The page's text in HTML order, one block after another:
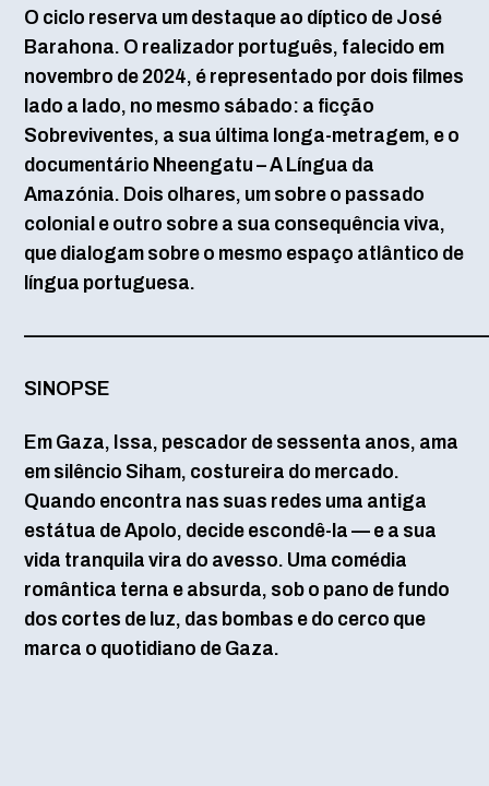
O ciclo reserva um destaque ao díptico de José
Barahona. O realizador português, falecido em
novembro de 2024, é representado por dois filmes
lado a lado, no mesmo sábado: a ficção
Sobreviventes, a sua última longa-metragem, e o
documentário Nheengatu – A Língua da
Amazónia. Dois olhares, um sobre o passado
colonial e outro sobre a sua consequência viva,
que dialogam sobre o mesmo espaço atlântico de
língua portuguesa.
SINOPSE
Em Gaza, Issa, pescador de sessenta anos, ama
em silêncio Siham, costureira do mercado.
Quando encontra nas suas redes uma antiga
estátua de Apolo, decide escondê-la — e a sua
vida tranquila vira do avesso. Uma comédia
romântica terna e absurda, sob o pano de fundo
dos cortes de luz, das bombas e do cerco que
marca o quotidiano de Gaza.